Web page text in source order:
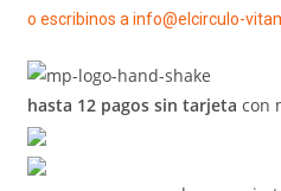
o escribinos a info@elcirculo-
hasta 12 pagos sin tarjeta con